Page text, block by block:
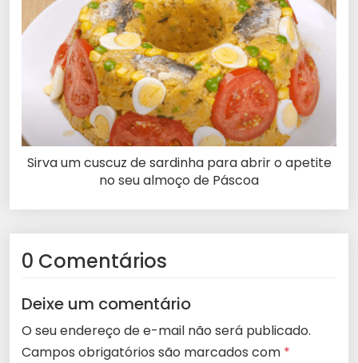
Sirva um cuscuz de sardinha para abrir o apetite
no seu almoço de Páscoa
0 Comentários
Deixe um comentário
O seu endereço de e-mail não será publicado.
Campos obrigatórios são marcados com *